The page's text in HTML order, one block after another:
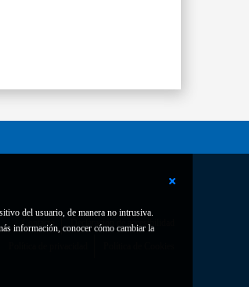
del usuario, de manera no intrusiva.
información, conocer cómo cambiar la
Contacto Declaración de accesibilidad